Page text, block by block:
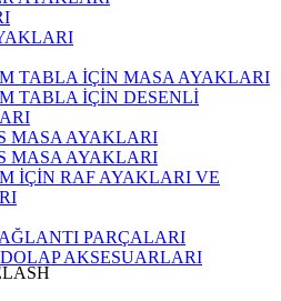
TABLA İÇİN MASA AYAKLARI
TABLA İÇİN DESENLİ
MASA AYAKLARI
MASA AYAKLARI
İÇİN RAF AYAKLARI VE
PARÇALARI
AKSESUARLARI